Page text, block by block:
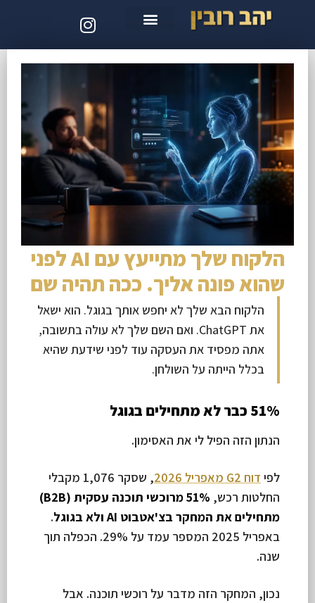
הלקוח שלך מתייעץ עם AI לפני
שהוא פונה אליך. ככה תהיה שם
הלקוח הבא שלך לא יחפש אותך בגוגל. הוא ישאל
את ChatGPT. ואם השם שלך לא עולה בתשובה,
אתה מפסיד את העסקה עוד לפני שידעת שהיא
בכלל הייתה על השולחן.
51% כבר לא מתחילים בגוגל
הנתון הזה הפיל לי את האסימון.
לפי דוח G2 מאפריל 2026
, שסקר 1,076 מקבלי
החלטות רכש,
51% מרוכשי תוכנה עסקית (B2B)
מתחילים את המחקר בצ'אטבוט AI ולא בגוגל
.
באפריל 2025 המספר עמד על 29%. הכפלה תוך
שנה.
נכון, המחקר הזה מדבר על רוכשי תוכנה. אבל